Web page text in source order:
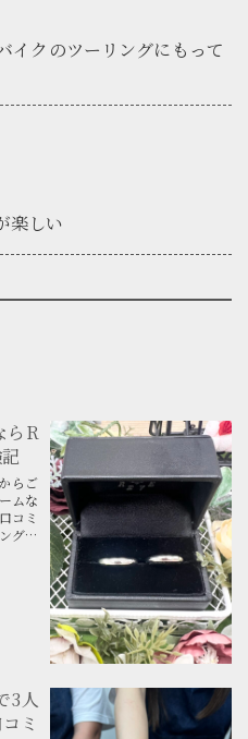
イクのツーリングにもって
楽しい
らR
らご
ムな
コミ
グ体
3人
ミ